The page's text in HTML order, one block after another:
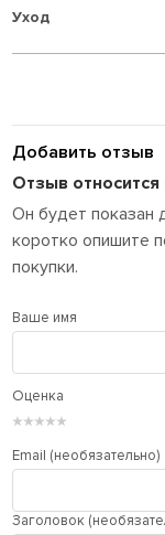
Уход
Добавить отзыв
Отзыв
Он будет показан
коротко опишите
покупки.
Ваше имя
Оценка
★
★
★
★
★
Email (необязательно)
Заголовок